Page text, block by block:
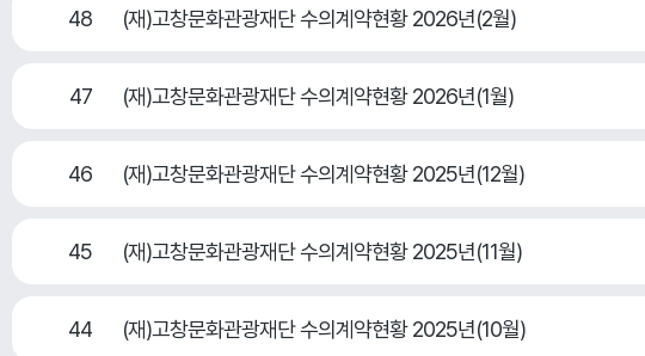
48 (재)고창문화관광재단 수의계약현황 2026년(2월)
47 (재)고창문화관광재단 수의계약현황 2026년(1월)
46 (재)고창문화관광재단 수의계약현황 2025년(12월)
45 (재)고창문화관광재단 수의계약현황 2025년(11월)
44 (재)고창문화관광재단 수의계약현황 2025년(10월)